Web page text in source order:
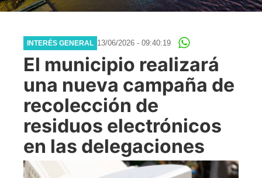
INTERÉS GENERAL 13/06/2026 - 09:40:19
El municipio realizará
una nueva campaña de
recolección de
residuos electrónicos
en las delegaciones